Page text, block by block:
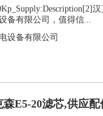
备有限公司，值得信...
设备有限公司
森E5-20滤芯,供应配